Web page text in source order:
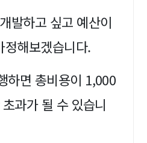
발하고 싶고 예산이
해보겠습니다.
하면 총비용이 1,000
과가 될 수 있습니